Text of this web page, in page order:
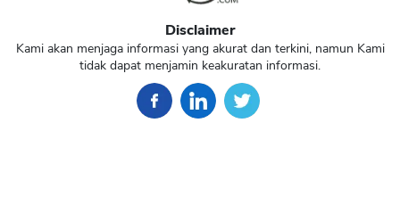
Disclaimer
Kami akan menjaga informasi yang akurat dan terkini, namun Kami
tidak dapat menjamin keakuratan informasi.